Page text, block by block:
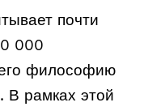
почти
000
философию
В рамках этой